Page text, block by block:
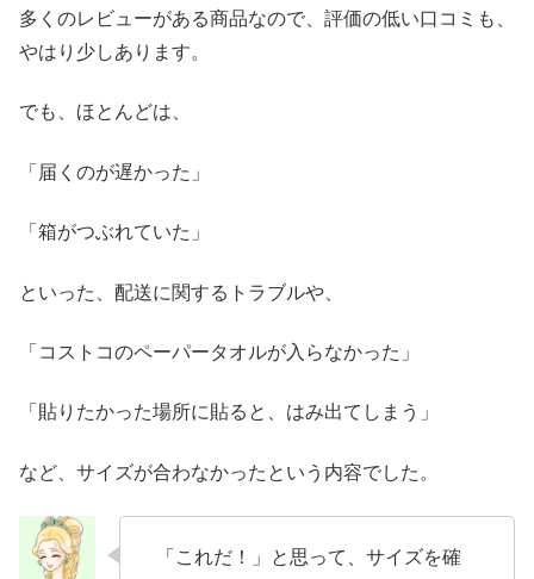
多くのレビューがある商品なので、評価の低い口コミも、
やはり少しあります。
でも、ほとんどは、
「届くのが遅かった」
「箱がつぶれていた」
といった、配送に関するトラブルや、
「コストコのペーパータオルが入らなかった」
「貼りたかった場所に貼ると、はみ出てしまう」
など、サイズが合わなかったという内容でした。
「これだ！」と思って、サイズを確